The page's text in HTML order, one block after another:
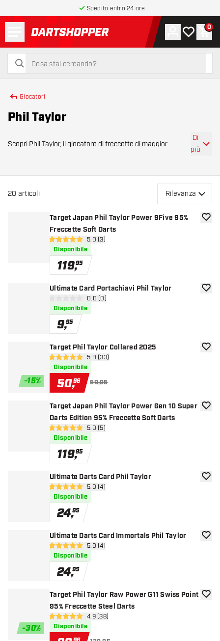
Spedito entro 24 ore
torna alla home page
cerca
cerca
Account
La mia0
Giocatori
Phil Taylor
Scopri Phil Taylor, il giocatore di freccette di maggior
considerato la l
Di
più
20 articoli Rilevanza
Target Japan Phil Taylor Power 9Five 95%
Freccette Soft Darts
apri pannello recensioni
5 stelle di valutazione
5.0 (3)
Disponibile
119,95
Ultimate Card Portachiavi Phil Taylor
apri pannello recensioni
0 stelle di valutazione
0.0 (0)
Disponibile
9,95
-15%
Target Phil Taylor Collared 2025
apri pannello recensioni
5 stelle di valutazione
5.0 (33)
Disponibile
50,96 59,95
Target Japan Phil Taylor Power Gen 10 Super
Darts Edition 95% Freccette Soft Darts
apri pannello recensioni
5 stelle di valutazione
5.0 (5)
Disponibile
119,95
Ultimate Darts Card Phil Taylor
apri pannello recensioni
5 stelle di valutazione
5.0 (4)
Disponibile
24,95
Ultimate Darts Card Immortals Phil Taylor
apri pannello recensioni
5 stelle di valutazione
5.0 (4)
Disponibile
24,95
-30%
Target Phil Taylor Raw Power G11 Swiss Point
95% Freccette Steel Darts
apri pannello recensioni
4.9 stelle di valutazione
4.9 (38)
Disponibile